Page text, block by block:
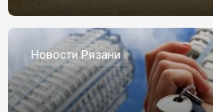
Новости Рязани